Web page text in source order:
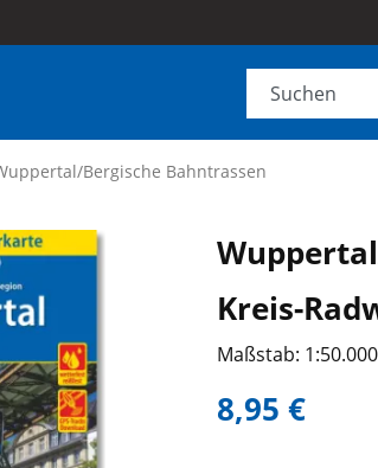
Bergische Bahntrassen
Kreis-
Maßstab: 1:50.000
8,95 €